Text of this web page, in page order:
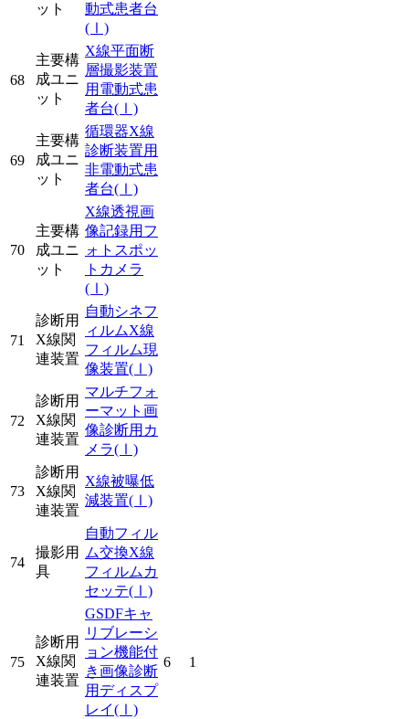
ット
動式患者台
(Ⅰ)
68
主要構
成ユニ
ット
X線平面断
層撮影装置
用電動式患
者台(Ⅰ)
69
主要構
成ユニ
ット
循環器X線
診断装置用
非電動式患
者台(Ⅰ)
70
主要構
成ユニ
ット
X線透視画
像記録用フ
ォトスポッ
トカメラ
(Ⅰ)
71
診断用
X線関
連装置
自動シネフ
ィルムX線
フィルム現
像装置(Ⅰ)
72
診断用
X線関
連装置
マルチフォ
ーマット画
像診断用カ
メラ(Ⅰ)
73
診断用
X線関
連装置
X線被曝低
減装置(Ⅰ)
74
撮影用
具
自動フィル
ム交換X線
フィルムカ
セッテ(Ⅰ)
75
診断用
X線関
連装置
GSDFキャ
リブレーシ
ョン機能付
き画像診断
用ディスプ
レイ(Ⅰ)
6 1